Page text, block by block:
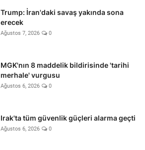
Trump: İran'daki savaş yakında sona
erecek
Ağustos 7, 2026 0
MGK'nın 8 maddelik bildirisinde 'tarihi
merhale' vurgusu
Ağustos 6, 2026 0
Irak'ta tüm güvenlik güçleri alarma geçti
Ağustos 6, 2026 0